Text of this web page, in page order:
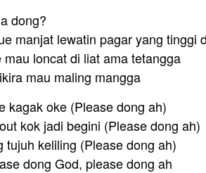
dong?
manjat lewatin pagar yang tinggi
mau loncat di liat ama tetangga
mau maling mangga
kagak oke (Please dong ah)
kok jadi begini (Please dong ah)
tujuh keliling (Please dong ah)
dong God, please dong ah